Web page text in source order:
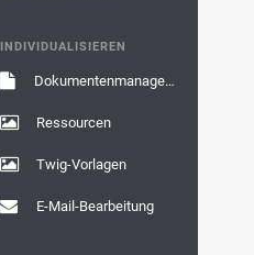
INDIVIDUALISIEREN
Dokumentenmanagement
Ressourcen
Twig-Vorlagen
E-Mail-Bearbeitung